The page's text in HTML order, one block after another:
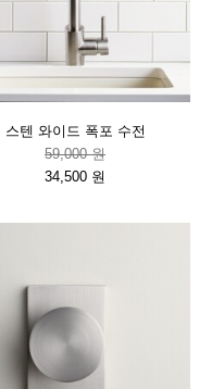
스텐 와이드 폭포 수전
59,000 원
34,500 원